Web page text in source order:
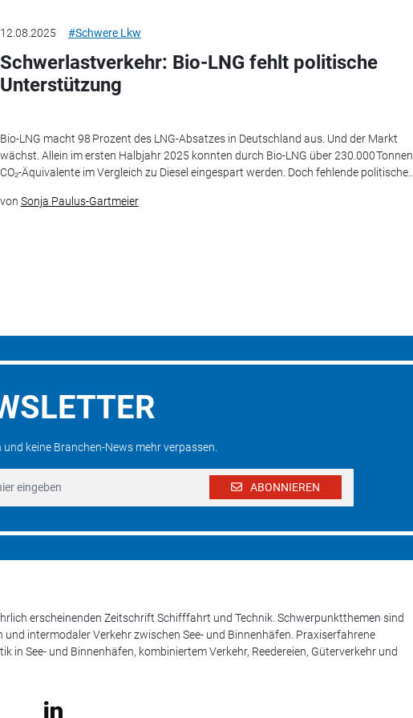
12.08.2025 #Schwere Lkw
Schwerlastverkehr: Bio-LNG fehlt politische
Unterstützung
Bio-LNG macht 98 Prozent des LNG-Absatzes in Deutschland aus. Und der Markt
wächst. Allein im ersten Halbjahr 2025 konnten durch Bio-LNG über 230.000 Tonnen
CO₂-Äquivalente im Vergleich zu Diesel eingespart werden. Doch fehlende politische...
von Sonja Paulus-Gartmeier
keine Branchen-News mehr verpassen.
ABONNIEREN
erscheinenden Zeitschrift Schifffahrt und Technik. Schwerpunktthemen sind
intermodaler Verkehr zwischen See- und Binnenhäfen. Praxiserfahrene
See- und Binnenhäfen, kombiniertem Verkehr, Reedereien, Güterverkehr und